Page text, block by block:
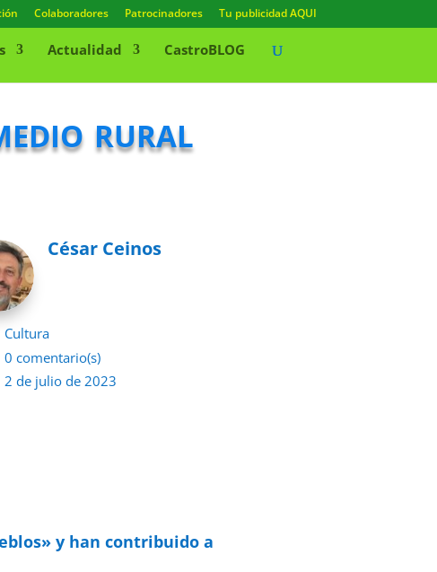
Colaboradores Patrocinadores Tu publicidad AQUI
Actualidad CastroBLOG
rural
César Ceinos
Cultura
0 comentario(s)
2 de julio de 2023
y han contribuido a